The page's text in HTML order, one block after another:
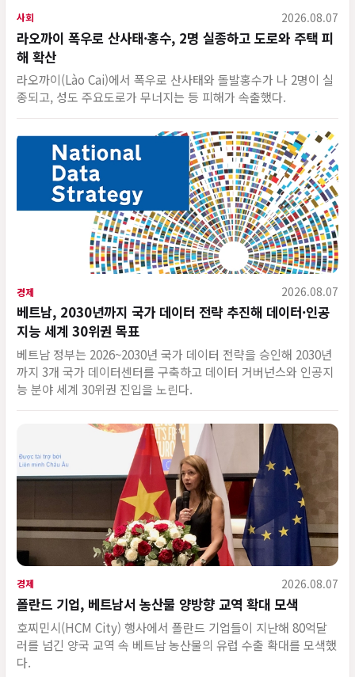
사회 2026.08.07
라오까이 폭우로 산사태·홍수, 2명 실종하고 도로와 주택 피
해 확산
라오까이(Lào Cai)에서 폭우로 산사태와 돌발홍수가 나 2명이 실
종되고, 성도 주요도로가 무너지는 등 피해가 속출했다.
경제 2026.08.07
베트남, 2030년까지 국가 데이터 전략 추진해 데이터·인공
지능 세계 30위권 목표
베트남 정부는 2026~2030년 국가 데이터 전략을 승인해 2030년
까지 3개 국가 데이터센터를 구축하고 데이터 거버넌스와 인공지
능 분야 세계 30위권 진입을 노린다.
경제 2026.08.07
폴란드 기업, 베트남서 농산물 양방향 교역 확대 모색
호찌민시(HCM City) 행사에서 폴란드 기업들이 지난해 80억달
러를 넘긴 양국 교역 속 베트남 농산물의 유럽 수출 확대를 모색했
다.